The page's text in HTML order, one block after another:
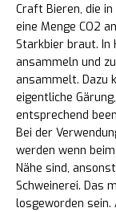
Craft Bieren, die
eine Menge CO2
Starkbier braut. In
ansammeln und
ansammelt. Dazu
eigentliche
entsprechend
Bei der
werden wenn
Nähe sind,
Schweinerei. Das
losgeworden